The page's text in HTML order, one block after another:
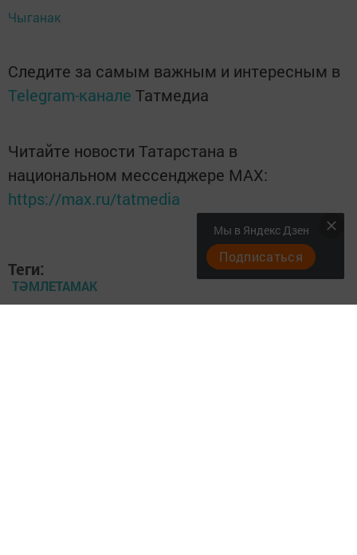
Чыганак
Следите за самым важным и интересным в
Telegram-канале Татмедиа
Читайте новости Татарстана в
национальном мессенджере MАХ:
https://max.ru/tatmedia
Теги:
ТӘМЛЕТАМАК
Мы в Яндекс Дзен
Подписаться